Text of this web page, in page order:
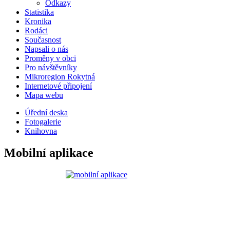
Odkazy
Statistika
Kronika
Rodáci
Současnost
Napsali o nás
Proměny v obci
Pro návštěvníky
Mikroregion Rokytná
Internetové připojení
Mapa webu
Úřední deska
Fotogalerie
Knihovna
Mobilní aplikace